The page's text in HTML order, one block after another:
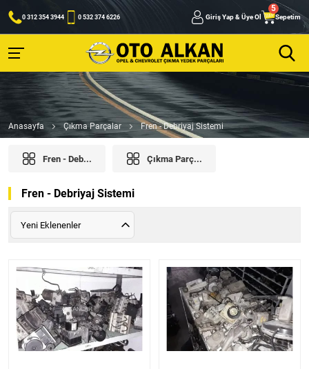
0 312 354 3944 0 532 374 6226 Giriş Yap & Üye Ol Sepetim
Anasayfa Çıkma Parçalar Fren - Debriyaj Sistemi
Fren - Deb... Çıkma Parç...
Fren - Debriyaj Sistemi
Yeni Eklenenler